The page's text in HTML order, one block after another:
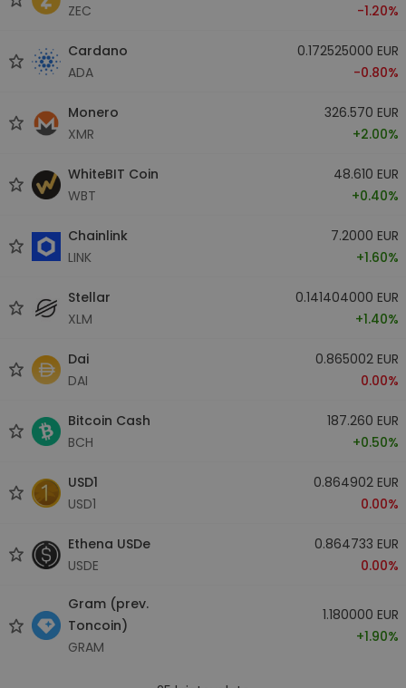
ZEC
-1.20%
Cardano
ADA
0.172525000 EUR
-0.80%
Monero
XMR
326.570 EUR
+2.00%
WhiteBIT Coin
WBT
48.610 EUR
+0.40%
Chainlink
LINK
7.2000 EUR
+1.60%
Stellar
XLM
0.141404000 EUR
+1.40%
Dai
DAI
0.865002 EUR
0.00%
Bitcoin Cash
BCH
187.260 EUR
+0.50%
USD1
USD1
0.864902 EUR
0.00%
Ethena USDe
USDE
0.864733 EUR
0.00%
Gram (prev.
Toncoin)
GRAM
1.180000 EUR
+1.90%